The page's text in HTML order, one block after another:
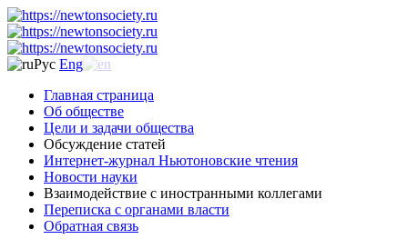
Рус Eng
Главная страница
Об обществе
Цели и задачи общества
Обсуждение статей
Интернет-журнал Ньютоновские чтения
Новости науки
Взаимодействие с иностранными коллегами
Переписка с органами власти
Обратная связь